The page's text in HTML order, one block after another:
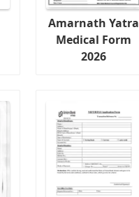
Amarnath Yatra
Medical Form
2026